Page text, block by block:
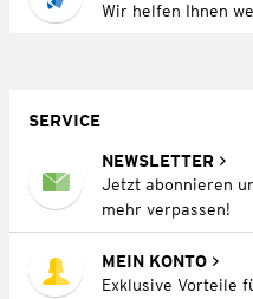
Wir helfen Ihnen
SERVICE
NEWSLETTER
Jetzt abonnieren
mehr verpassen!
MEIN KONTO
Exklusive Vorteile